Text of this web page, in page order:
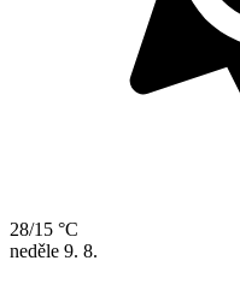
28/15 °C
neděle 9. 8.